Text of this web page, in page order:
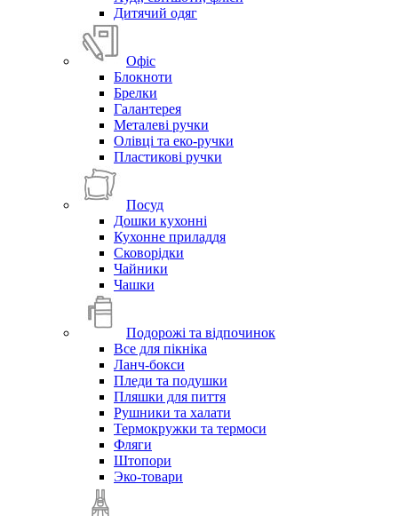
Дитячий одяг
Офіс
Блокноти
Брелки
Галантерея
Металеві ручки
Олівці та еко-ручки
Пластикові ручки
Посуд
Дошки кухонні
Кухонне приладдя
Сковорідки
Чайники
Чашки
Подорожі та відпочинок
Все для пікніка
Ланч-бокси
Пледи та подушки
Пляшки для пиття
Рушники та халати
Термокружки та термоси
Фляги
Штопори
Эко-товари